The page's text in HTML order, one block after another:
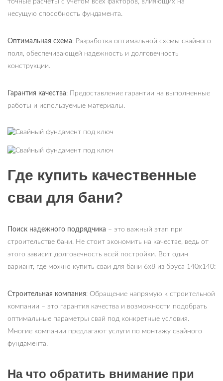
точные расчеты с учетом всех факторов, влияющих на
несущую способность фундамента.
Оптимальная схема: Разработка оптимальной схемы свайного
поля, обеспечивающей надежность и долговечность
конструкции.
Гарантия качества: Предоставление гарантии на выполненные
работы и используемые материалы.
Где купить качественные
сваи для бани?
Поиск надежного подрядчика – это важный этап при
строительстве бани. Не стоит экономить на качестве, ведь от
этого зависит долговечность всей постройки. Вот один
вариант, где можно купить сваи для бани 6х8 из бруса 140х140:
Строительная компания: Обращение напрямую к строительной
компании – это гарантия качества и возможности подобрать
оптимальные параметры свай под конкретные условия.
Многие компании предлагают услуги по монтажу свайного
фундамента.
На что обратить внимание при